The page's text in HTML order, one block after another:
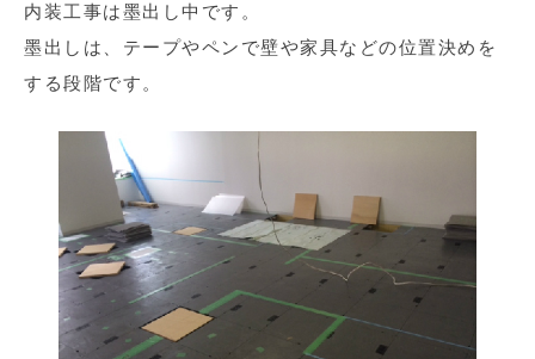
内装工事は墨出し中です。
墨出しは、テープやペンで壁や家具などの位置決めを
する段階です。